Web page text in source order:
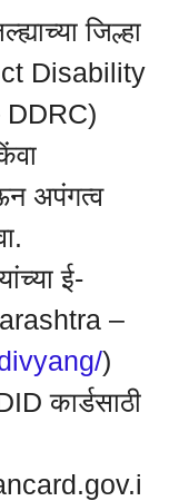
जिल्हा
Disability
अपंगत्व
ई-
–
)
कार्डसाठी